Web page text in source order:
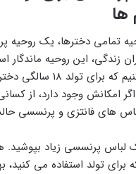
ها
تمامی دخترها، یک روحیه
زندگی، این روحیه
پیشنهاد می کنیم که
امکانش وجود دارد، از
های فانتزی و پرنسسی
لباس پرنسسی زیاد
برای تولد استفاده می